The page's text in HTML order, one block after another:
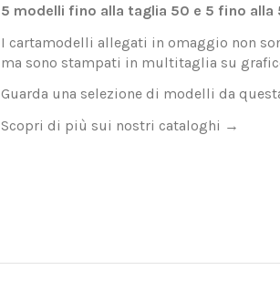
5 modelli fino alla taglia 50 e 5 fino alla
I cartamodelli allegati in omaggio non
ma sono stampati in multitaglia su
Guarda una selezione di modelli da
Scopri di più sui nostri cataloghi →